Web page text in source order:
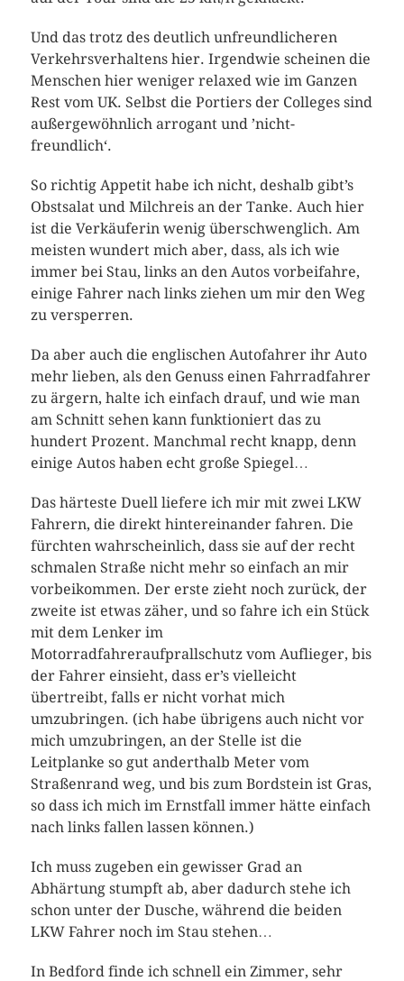
Und das trotz des deutlich unfreundlicheren
Verkehrsverhaltens hier. Irgendwie scheinen die
Menschen hier weniger relaxed wie im Ganzen
Rest vom UK. Selbst die Portiers der Colleges sind
außergewöhnlich arrogant und ’nicht-
freundlich‘.
So richtig Appetit habe ich nicht, deshalb gibt’s
Obstsalat und Milchreis an der Tanke. Auch hier
ist die Verkäuferin wenig überschwenglich. Am
meisten wundert mich aber, dass, als ich wie
immer bei Stau, links an den Autos vorbeifahre,
einige Fahrer nach links ziehen um mir den Weg
zu versperren.
Da aber auch die englischen Autofahrer ihr Auto
mehr lieben, als den Genuss einen Fahrradfahrer
zu ärgern, halte ich einfach drauf, und wie man
am Schnitt sehen kann funktioniert das zu
hundert Prozent. Manchmal recht knapp, denn
einige Autos haben echt große Spiegel…
Das härteste Duell liefere ich mir mit zwei LKW
Fahrern, die direkt hintereinander fahren. Die
fürchten wahrscheinlich, dass sie auf der recht
schmalen Straße nicht mehr so einfach an mir
vorbeikommen. Der erste zieht noch zurück, der
zweite ist etwas zäher, und so fahre ich ein Stück
mit dem Lenker im
Motorradfahreraufprallschutz vom Auflieger, bis
der Fahrer einsieht, dass er’s vielleicht
übertreibt, falls er nicht vorhat mich
umzubringen. (ich habe übrigens auch nicht vor
mich umzubringen, an der Stelle ist die
Leitplanke so gut anderthalb Meter vom
Straßenrand weg, und bis zum Bordstein ist Gras,
so dass ich mich im Ernstfall immer hätte einfach
nach links fallen lassen können.)
Ich muss zugeben ein gewisser Grad an
Abhärtung stumpft ab, aber dadurch stehe ich
schon unter der Dusche, während die beiden
LKW Fahrer noch im Stau stehen…
In Bedford finde ich schnell ein Zimmer, sehr